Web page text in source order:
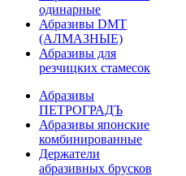
одинарные
Абразивы DMT
(АЛМАЗНЫЕ)
Абразивы для
резчицких стамесок
Абразивы
ПЕТРОГРАДЪ
Абразивы японские
комбинированные
Держатели
абразивных брусков